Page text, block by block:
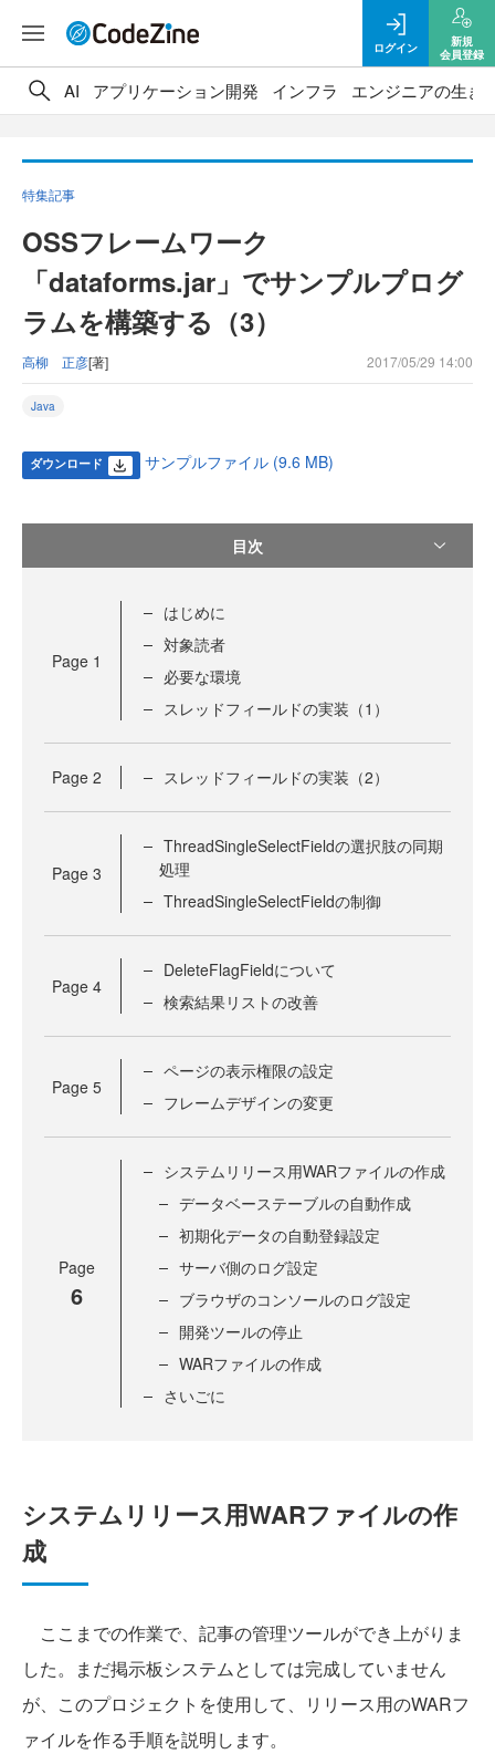
ログイン
新規
会員登録
AI アプリケーション開発 インフラ エンジニアの生き
特集記事
OSSフレームワーク
「dataforms.jar」でサンプルプログ
ラムを構築する（3）
高柳 正彦[著] 2017/05/29 14:00
Java
ダウンロード サンプルファイル (9.6 MB)
目次
Page 1
はじめに
対象読者
必要な環境
スレッドフィールドの実装（1）
Page 2 スレッドフィールドの実装（2）
Page 3
ThreadSingleSelectFieldの選択肢の同期
処理
ThreadSingleSelectFieldの制御
Page 4
DeleteFlagFieldについて
検索結果リストの改善
Page 5
ページの表示権限の設定
フレームデザインの変更
Page
6
システムリリース用WARファイルの作成
データベーステーブルの自動作成
初期化データの自動登録設定
サーバ側のログ設定
ブラウザのコンソールのログ設定
開発ツールの停止
WARファイルの作成
さいごに
システムリリース用WARファイルの作
成
ここまでの作業で、記事の管理ツールができ上がりま
した。まだ掲示板システムとしては完成していません
が、このプロジェクトを使用して、リリース用のWARフ
ァイルを作る手順を説明します。